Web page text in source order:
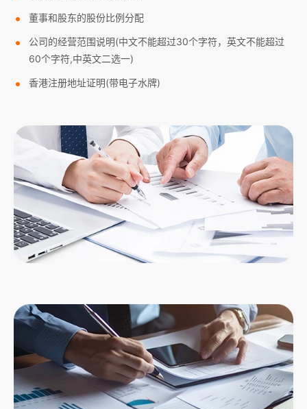
董事和股东的股份比例分配
公司的经营范围说明(中文不能超过30个字符，英文不能超过
60个字符,中英文二选一)
香港注册地址证明(带电子水牌)